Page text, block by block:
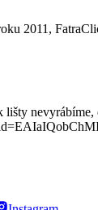
2011,